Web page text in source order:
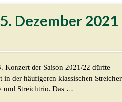
Dezember 2021
Konzert der Saison 2021/22 dürfte
der häufigeren klassischen Streicher
und Streichtrio. Das …